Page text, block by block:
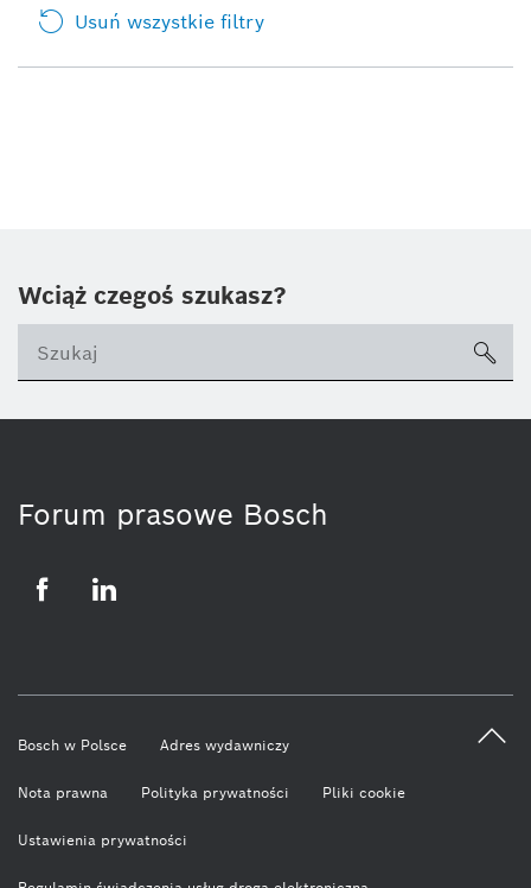
Usuń wszystkie filtry
Wciąż czegoś szukasz?
Forum prasowe Bosch
Bosch w Polsce Adres wydawniczy
Nota prawna Polityka prywatności Pliki cookie
Ustawienia prywatności